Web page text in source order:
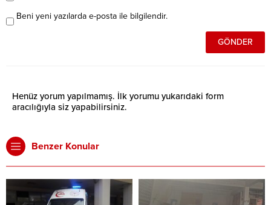
Beni yeni yazılarda e-posta ile bilgilendir.
Henüz yorum yapılmamış. İlk yorumu yukarıdaki form
aracılığıyla siz yapabilirsiniz.
Benzer Konular